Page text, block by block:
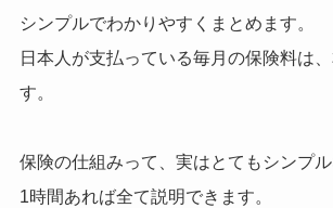
シンプルでわかりやすくまとめます。
日本人が支払っている毎月の保険料は
す。
保険の仕組みって、実はとてもシンプル
1時間あれば全て説明できます。